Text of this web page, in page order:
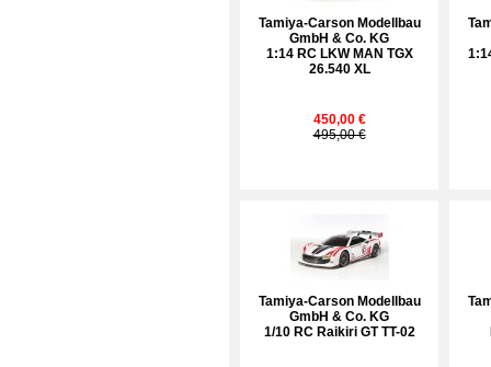
Tamiya-Carson Modellbau
GmbH & Co. KG
1:14 RC LKW MAN TGX
26.540 XL
450,00 €
495,00 €
Tamiya-Carson Modellbau
GmbH & Co. KG
1/10 RC Raikiri GT TT-02